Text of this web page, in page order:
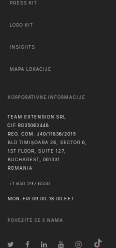
PRESS KIT
LOGO KIT
INSIGHTS
MAPA LOKACIJE
KORPORATIVNE INFORMACIJE
TEAM EXTENSION SRL
CIF RO35062448
REG. COM. J40/11836/2015
BLD TIMIȘOARA 26, SECTOR 6,
1ST FLOOR, SUITE 127,
BUCHAREST, 061331
ROMANIA
+1 650 297 6550
MON-FRI 09:00-18:00 EET
POVEŽITE SE S NAMA